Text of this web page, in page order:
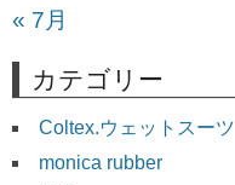
« 7月
カテゴリー
Coltex.ウェットスーツ
monica rubber